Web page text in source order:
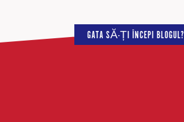
GATA SĂ-ȚI ÎNCEPI BLOGUL?